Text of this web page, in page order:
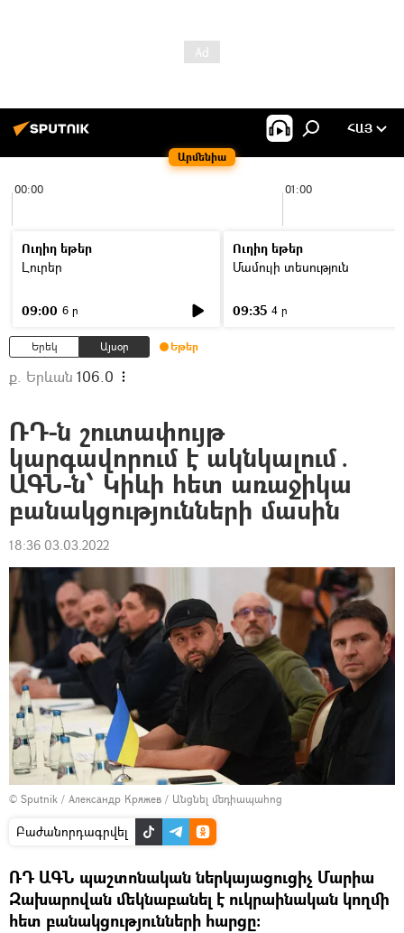
Արմենիա
ՀԱՅ
00:00 01:00
Ուղիղ եթեր
Լուրեր
09:00 6 ր
Ուղիղ եթեր
Մամուլի տեսություն
09:35 4 ր
Երեկ Այսօր Եթեր
ք. Երևան 106.0
ՌԴ-ն շուտափույթ
կարգավորում է ակնկալում․
ԱԳՆ-ն՝ Կիևի հետ առաջիկա
բանակցությունների մասին
18:36 03.03.2022
© Sputnik / Александр Кряжев / Անցնել մեդիապահոց
Բաժանորդագրվել
ՌԴ ԱԳՆ պաշտոնական ներկայացուցիչ Մարիա
Զախարովան մեկնաբանել է ուկրաինական կողմի
հետ բանակցությունների հարցը: